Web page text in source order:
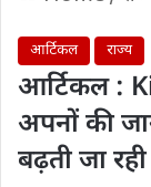
आर्टिकल राज्य
आर्टिकल :
अपनों की
बढ़ती जा